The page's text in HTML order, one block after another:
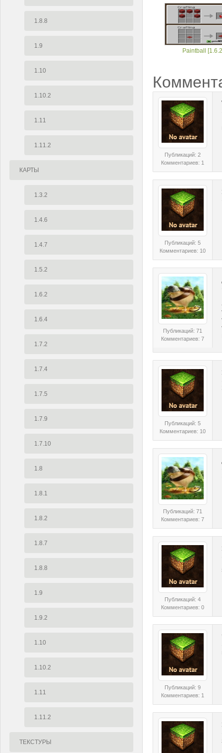
1.8.8
1.9
1.10
1.10.2
1.11
1.11.2
КАРТЫ
1.3.2
1.4.6
1.4.7
1.5.2
1.6.2
1.6.4
1.7.2
1.7.4
1.7.5
1.7.9
1.7.10
1.8
1.8.1
1.8.2
1.8.7
1.8.8
1.9
1.9.2
1.10
1.10.2
1.11
1.11.2
ТЕКСТУРЫ
Paintball
Публикаций: 2
Комментариев: 1
Публикаций: 5
Комментариев: 10
Публикаций: 71
Комментариев: 7
Публикаций: 5
Комментариев: 10
Публикаций: 71
Комментариев: 7
Публикаций: 4
Комментариев: 0
Публикаций: 9
Комментариев: 1